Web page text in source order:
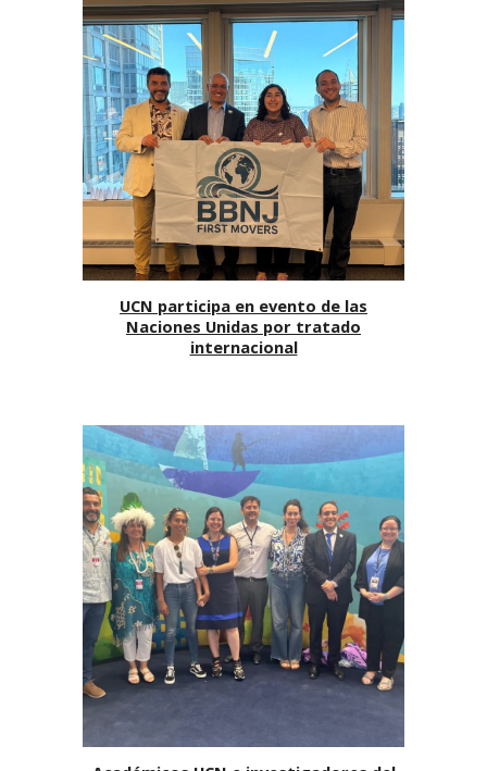
UCN participa en evento de las
Naciones Unidas por tratado
internacional